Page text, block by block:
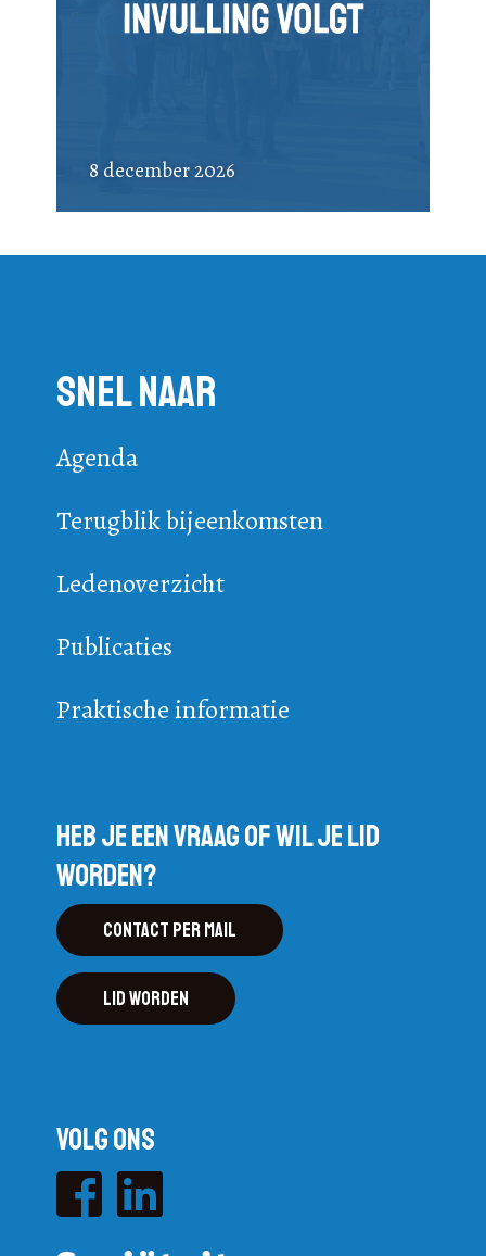
8 december 2026
Snel naar
Agenda
Terugblik bijeenkomsten
Ledenoverzicht
Publicaties
Praktische informatie
Heb je een vraag of wil je lid
worden?
Contact per mail
Lid worden
Volg ons